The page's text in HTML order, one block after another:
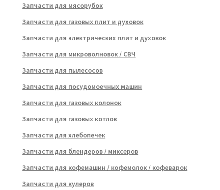
Запчасти для мясорубок
Запчасти для газовых плит и духовок
Запчасти для электрических плит и духовок
Запчасти для микроволновок / СВЧ
Запчасти для пылесосов
Запчасти для посудомоечных машин
Запчасти для газовых колонок
Запчасти для газовых котлов
Запчасти для хлебопечек
Запчасти для блендеров / миксеров
Запчасти для кофемашин / кофемолок / кофеварок
Запчасти для кулеров